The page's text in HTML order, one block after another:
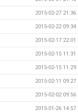
2015-02-27 21:36
2015-02-22 09:34
2015-02-17 22:01
2015-02-15 11:31
2015-02-15 11:29
2015-02-11 09:27
2015-02-02 09:56
2015-01-26 14:57